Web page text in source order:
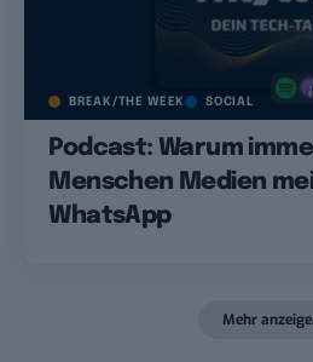
BREAK/THE WEEK SOCIAL
Podcast: Warum
Menschen Medien
WhatsApp
Mehr